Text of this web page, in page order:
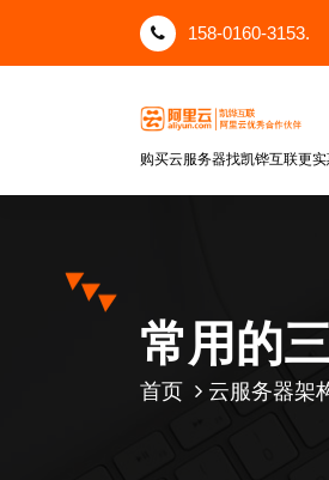
正
158-0160-3153.
购买云服务器找凯铧互联更
常用的
首页 云服务器架